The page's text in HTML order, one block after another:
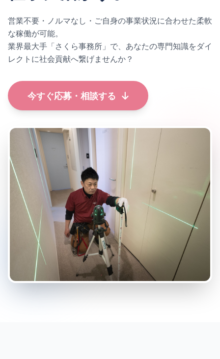
営業不要・ノルマなし・ご自身の事業状況に合わせた柔軟
な稼働が可能。
業界最大手「さくら事務所」で、 あなたの専門知識をダイ
レクトに社会貢献へ繋げませんか？
今すぐ応募・相談する